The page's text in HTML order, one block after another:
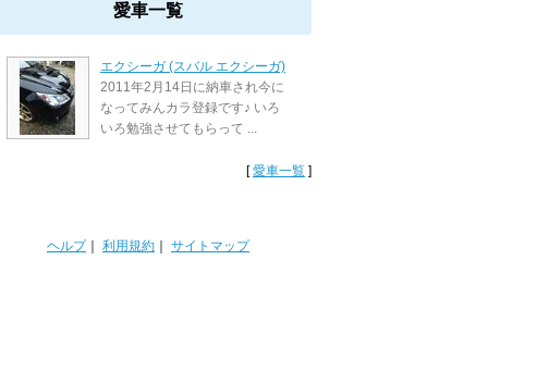
愛車一覧
エクシーガ (スバル エクシーガ)
2011年2月14日に納車され今に
なってみんカラ登録です♪ いろ
いろ勉強させてもらって ...
[愛車一覧 ]
ヘルプ｜ 利用規約 サイトマップ